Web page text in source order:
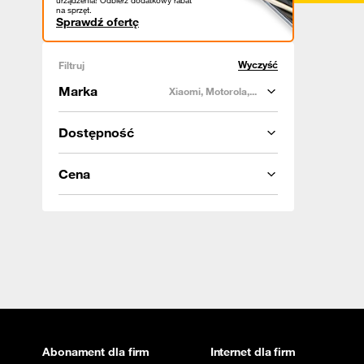
na sprzęt.
Sprawdź ofertę
Filtruj Wyczyść
Marka Xiaomi, Motorola,...
Dostępność
Cena
Abonament dla firm Internet dla firm